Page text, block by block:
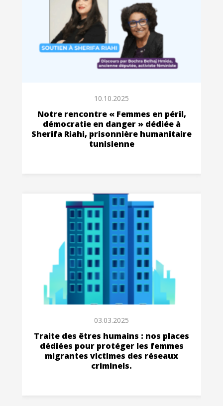
10.10.2025
Notre rencontre « Femmes en péril,
démocratie en danger » dédiée à
Sherifa Riahi, prisonnière humanitaire
tunisienne
03.03.2025
Traite des êtres humains : nos places
dédiées pour protéger les femmes
migrantes victimes des réseaux
criminels.